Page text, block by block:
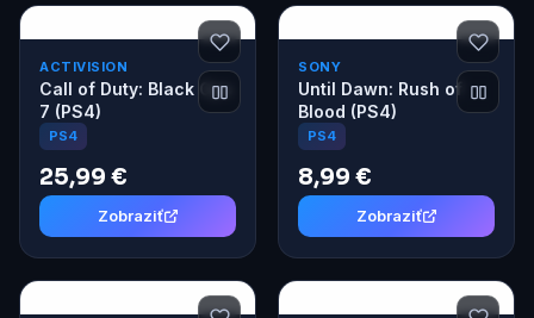
ACTIVISION
Call of Duty: Black Ops
7 (PS4)
PS4
25,99 €
Zobraziť
SONY
Until Dawn: Rush of
Blood (PS4)
PS4
8,99 €
Zobraziť